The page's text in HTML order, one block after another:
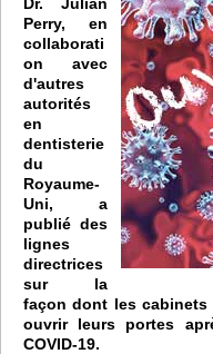
Perry, en
collaborati
on avec
d'autres
autorités
en
dentisterie
du
Royaume-
Uni, a
publié des
lignes
directrices
sur la
façon dont les cabinets
ouvrir leurs portes
COVID-19.